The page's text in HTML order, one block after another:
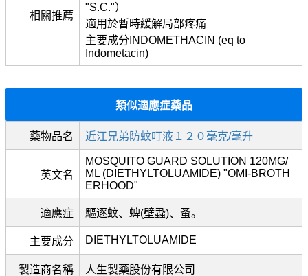
相關推薦
"S.C."）
適用於暫時緩解局部疼痛
主要成分INDOMETHACIN (eq to
Indometacin)
類似適應症藥品
藥物品名 近江兄弟防蚊叮液１２０毫克/毫升
英文名
MOSQUITO GUARD SOLUTION 120MG/
ML (DIETHYLTOLUAMIDE) "OMI-BROTH
ERHOOD"
適應症 驅逐蚊、蜱(壁蝨)、蚤。
主要成分 DIETHYLTOLUAMIDE
製造商名稱 人生製藥股份有限公司